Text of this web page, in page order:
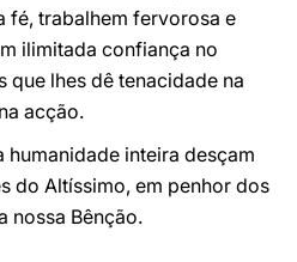
fé, trabalhem fervorosa e
ilimitada confiança no
que lhes dê tenacidade na
acção.
humanidade inteira desçam
do Altíssimo, em penhor dos
nossa Bênção.